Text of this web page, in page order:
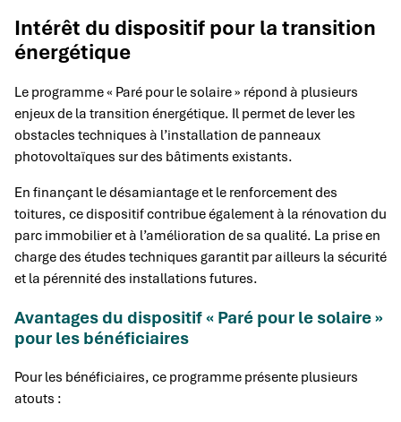
Intérêt du dispositif pour la transition
énergétique
Le programme « Paré pour le solaire » répond à plusieurs
enjeux de la transition énergétique. Il permet de lever les
obstacles techniques à l’installation de panneaux
photovoltaïques sur des bâtiments existants.
En finançant le désamiantage et le renforcement des
toitures, ce dispositif contribue également à la rénovation du
parc immobilier et à l’amélioration de sa qualité. La prise en
charge des études techniques garantit par ailleurs la sécurité
et la pérennité des installations futures.
Avantages du dispositif « Paré pour le solaire »
pour les bénéficiaires
Pour les bénéficiaires, ce programme présente plusieurs
atouts :